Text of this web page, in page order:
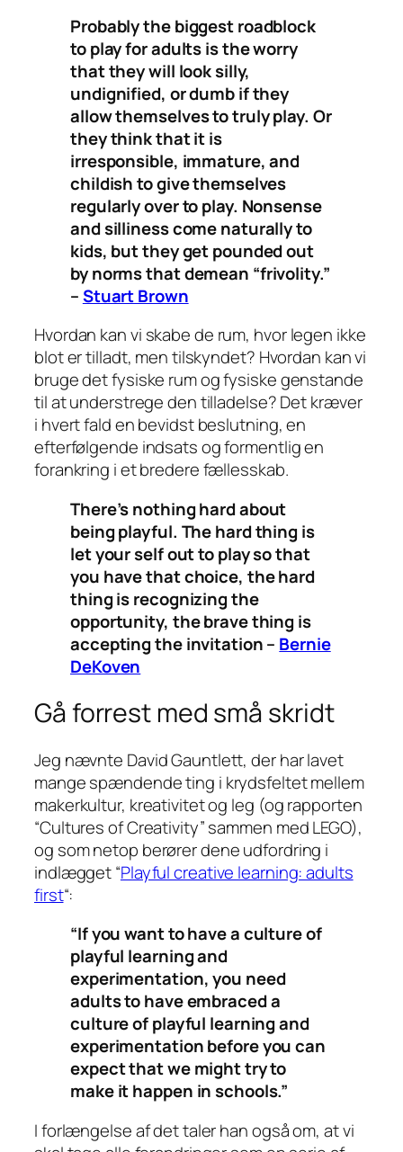
Probably the biggest roadblock
to play for adults is the worry
that they will look silly,
undignified, or dumb if they
allow themselves to truly play. Or
they think that it is
irresponsible, immature, and
childish to give themselves
regularly over to play. Nonsense
and silliness come naturally to
kids, but they get pounded out
by norms that demean “frivolity.”
–Stuart Brown
Hvordan kan vi skabe de rum, hvor legen ikke
blot er tilladt, men tilskyndet? Hvordan kan vi
bruge det fysiske rum og fysiske genstande
til at understrege den tilladelse? Det kræver
i hvert fald en bevidst beslutning, en
efterfølgende indsats og formentlig en
forankring i et bredere fællesskab.
There’s nothing hard about
being playful. The hard thing is
let your self out to play so that
you have that choice, the hard
thing is recognizing the
opportunity, the brave thing is
accepting the invitation – Bernie
DeKoven
Gå forrest med små skridt
Jeg nævnte David Gauntlett, der har lavet
mange spændende ting i krydsfeltet mellem
makerkultur, kreativitet og leg (og rapporten
“Cultures of Creativity” sammen med LEGO),
og som netop berører dene udfordring i
indlægget “Playful creative learning: adults
first“:
“If you want to have a culture of
playful learning and
experimentation, you need
adults to have embraced a
culture of playful learning and
experimentation before you can
expect that we might try to
make it happen in schools.”
I forlængelse af det taler han også om, at vi